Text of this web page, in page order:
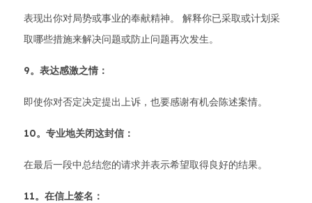
表现出你对局势或事业的奉献精神。 解释你已采取或计划采
取哪些措施来解决问题或防止问题再次发生。
9。表达感激之情：
即使你对否定决定提出上诉，也要感谢有机会陈述案情。
10。专业地关闭这封信：
在最后一段中总结您的请求并表示希望取得良好的结果。
11。在信上签名：